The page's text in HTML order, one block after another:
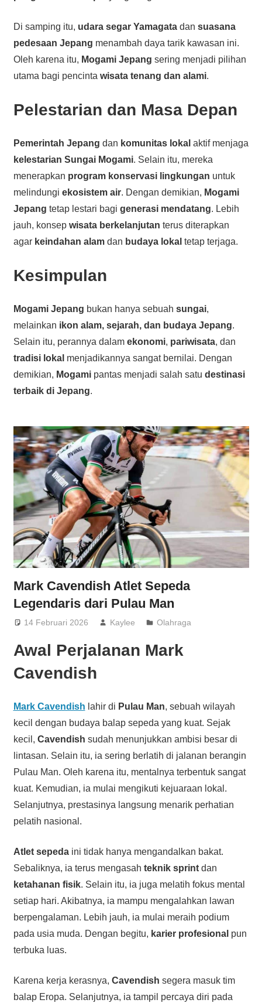
Di samping itu, udara segar Yamagatadan suasana
pedesaan Jepang menambah daya tarik kawasan ini.
Oleh karena itu, Mogami Jepang sering menjadi pilihan
utama bagi pencinta wisata tenang dan alami.
Pelestarian dan Masa Depan
Pemerintah Jepang dan komunitas lokal aktif menjaga
kelestarian Sungai Mogami. Selain itu, mereka
menerapkan program konservasi lingkungan untuk
melindungi ekosistem air. Dengan demikian, Mogami
Jepang tetap lestari bagi generasi mendatang. Lebih
jauh, konsep wisata berkelanjutan terus diterapkan
agar keindahan alamdan budaya lokal tetap terjaga.
Kesimpulan
Mogami Jepang bukan hanya sebuah sungai,
melainkan ikon alam, sejarah, dan budaya Jepang.
Selain itu, perannya dalam ekonomi, pariwisata, dan
tradisi lokal menjadikannya sangat bernilai. Dengan
demikian, Mogamipantas menjadi salah satu destinasi
terbaik di Jepang.
Mark Cavendish Atlet Sepeda
Legendaris dari Pulau Man
14 Februari 2026 Kaylee Olahraga
Awal Perjalanan Mark
Cavendish
Mark Cavendish lahir di Pulau Man, sebuah wilayah
kecil dengan budaya balap sepeda yang kuat. Sejak
kecil, Cavendish sudah menunjukkan ambisi besar di
lintasan. Selain itu, ia sering berlatih di jalanan berangin
Pulau Man. Oleh karena itu, mentalnya terbentuk sangat
kuat. Kemudian, ia mulai mengikuti kejuaraan lokal.
Selanjutnya, prestasinya langsung menarik perhatian
pelatih nasional.
Atlet sepedaini tidak hanya mengandalkan bakat.
Sebaliknya, ia terus mengasah teknik sprintdan
ketahanan fisik. Selain itu, ia juga melatih fokus mental
setiap hari. Akibatnya, ia mampu mengalahkan lawan
berpengalaman. Lebih jauh, ia mulai meraih podium
pada usia muda. Dengan begitu, karier profesional pun
terbuka luas.
Karena kerja kerasnya, Cavendish segera masuk tim
balap Eropa. Selanjutnya, ia tampil percaya diri pada